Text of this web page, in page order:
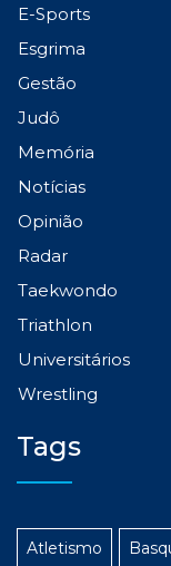
E-Sports
Esgrima
Gestão
Judô
Memória
Notícias
Opinião
Radar
Taekwondo
Triathlon
Universitários
Wrestling
Tags
Atletismo